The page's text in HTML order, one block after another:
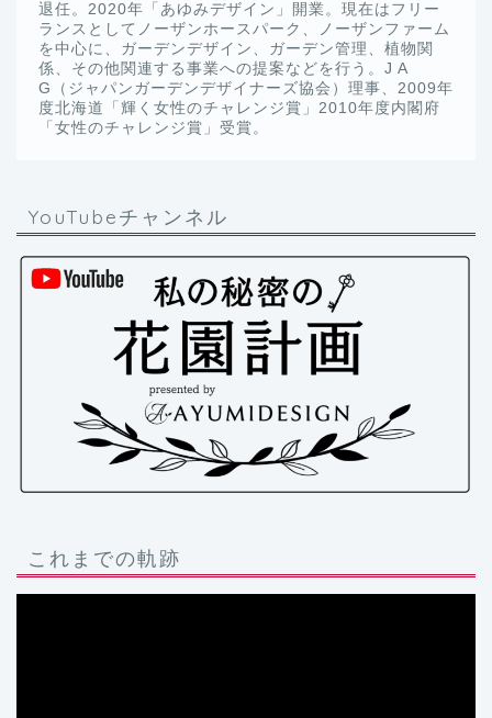
退任。2020年「あゆみデザイン」開業。現在はフリー
ランスとしてノーザンホースパーク、ノーザンファーム
を中心に、ガーデンデザイン、ガーデン管理、植物関
係、その他関連する事業への提案などを行う。J A
G（ジャパンガーデンデザイナーズ協会）理事、2009年
度北海道「輝く女性のチャレンジ賞」2010年度内閣府
「女性のチャレンジ賞」受賞。
YouTubeチャンネル
これまでの軌跡